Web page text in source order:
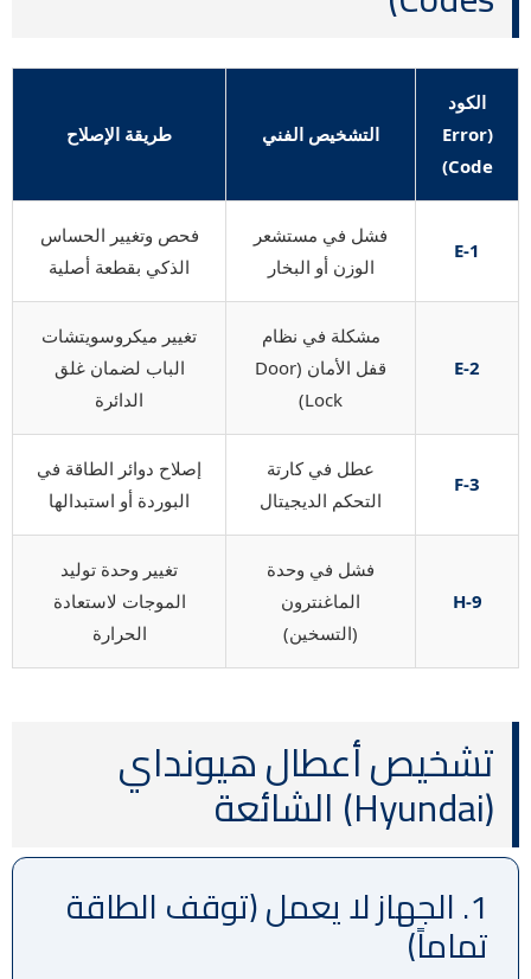
الكود
(Error
Code)
التشخيص الفني طريقة الإصلاح
E-1
فشل في مستشعر
الوزن أو البخار
فحص وتغيير الحساس
الذكي بقطعة أصلية
E-2
مشكلة في نظام
قفل الأمان (Door
Lock)
تغيير ميكروسويتشات
الباب لضمان غلق
الدائرة
F-3
عطل في كارتة
التحكم الديجيتال
إصلاح دوائر الطاقة في
البوردة أو استبدالها
H-9
فشل في وحدة
الماغنترون
(التسخين)
تغيير وحدة توليد
الموجات لاستعادة
الحرارة
تشخيص أعطال هيونداي
(Hyundai) الشائعة
1. الجهاز لا يعمل (توقف الطاقة
تماماً)